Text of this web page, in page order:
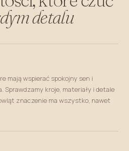
detalu
mają wspierać spokojny sen i
Sprawdzamy kroje, materiały i detale
znaczenie ma wszystko, nawet